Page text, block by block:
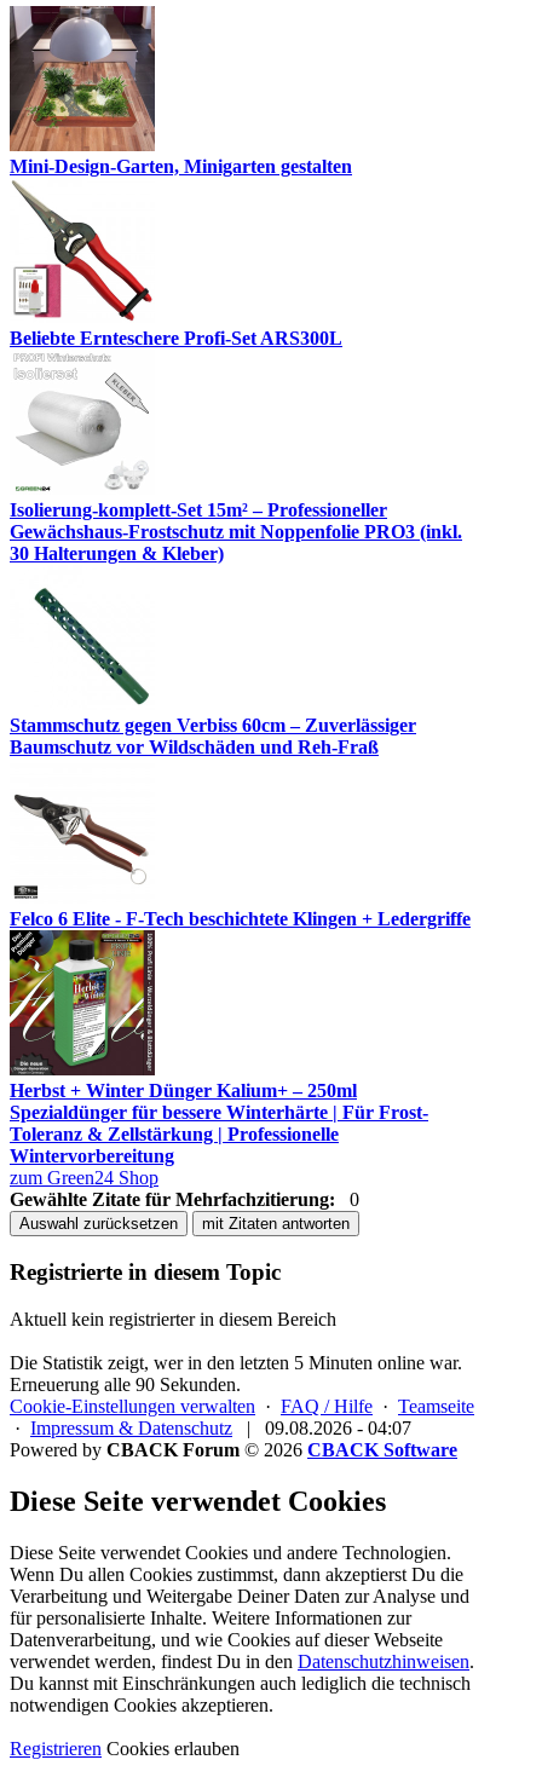
Mini-Design-Garten, Minigarten gestalten
Beliebte Ernteschere Profi-Set ARS300L
Isolierung-komplett-Set 15m² – Professioneller
Gewächshaus-Frostschutz mit Noppenfolie PRO3 (inkl.
30 Halterungen & Kleber)
Stammschutz gegen Verbiss 60cm – Zuverlässiger
Baumschutz vor Wildschäden und Reh-Fraß
Felco 6 Elite - F-Tech beschichtete Klingen + Ledergriffe
Herbst + Winter Dünger Kalium+ – 250ml
Spezialdünger für bessere Winterhärte | Für Frost-
Toleranz & Zellstärkung | Professionelle
Wintervorbereitung
zum Green24 Shop
Gewählte Zitate für Mehrfachzitierung:
0
Auswahl zurücksetzen mit Zitaten antworten
Registrierte in diesem Topic
Aktuell kein registrierter in diesem Bereich
Die Statistik zeigt, wer in den letzten 5 Minuten online war.
Erneuerung alle 90 Sekunden.
Cookie-Einstellungen verwalten · FAQ / Hilfe · Teamseite
· Impressum & Datenschutz |
09.08.2026 - 04:07
Powered by CBACK Forum © 2026 CBACK Software
Diese Seite verwendet Cookies
Diese Seite verwendet Cookies und andere Technologien.
Wenn Du allen Cookies zustimmst, dann akzeptierst Du die
Verarbeitung und Weitergabe Deiner Daten zur Analyse und
für personalisierte Inhalte. Weitere Informationen zur
Datenverarbeitung, und wie Cookies auf dieser Webseite
verwendet werden, findest Du in den Datenschutzhinweisen.
Du kannst mit Einschränkungen auch lediglich die technisch
notwendigen Cookies akzeptieren.
Registrieren Cookies erlauben